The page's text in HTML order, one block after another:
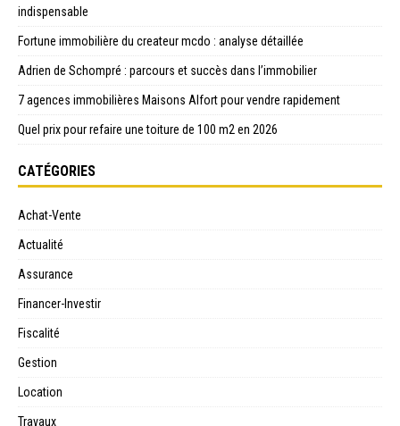
indispensable
Fortune immobilière du createur mcdo : analyse détaillée
Adrien de Schompré : parcours et succès dans l’immobilier
7 agences immobilières Maisons Alfort pour vendre rapidement
Quel prix pour refaire une toiture de 100 m2 en 2026
CATÉGORIES
Achat-Vente
Actualité
Assurance
Financer-Investir
Fiscalité
Gestion
Location
Travaux